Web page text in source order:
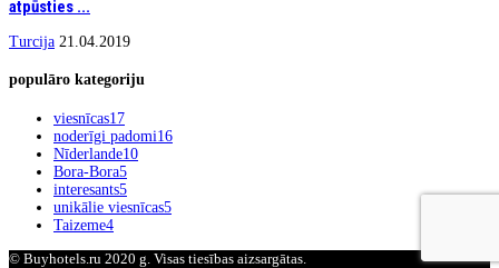
atpūsties ...
Turcija 21.04.2019
populāro kategoriju
viesnīcas17
noderīgi padomi16
Nīderlande10
Bora-Bora5
interesants5
unikālie viesnīcas5
Taizeme4
© Buyhotels.ru 2020 g. Visas tiesības aizsargātas.